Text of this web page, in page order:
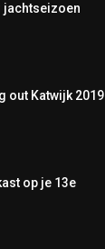
jachtseizoen
out Katwijk 2019
op je 13e